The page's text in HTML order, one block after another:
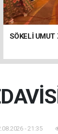
SÖKELİ UMUT
- 21:35